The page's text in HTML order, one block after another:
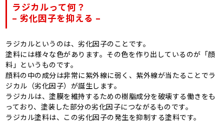
ラジカルって何？
– 劣化因子を抑える –
ラジカルというのは、劣化因子のことです。
塗料には様々な色があります。その色を作り出しているのが「顔
料」というものです。
顔料の中の成分は非常に紫外線に弱く、紫外線が当たることでラ
ジカル（劣化因子）が誕生します。
ラジカルは、塗膜を維持するための樹脂成分を破壊する働きをも
っており、塗装した部分の劣化因子につながるものです。
ラジカル塗料は、この劣化因子の発生を抑制する塗料です。